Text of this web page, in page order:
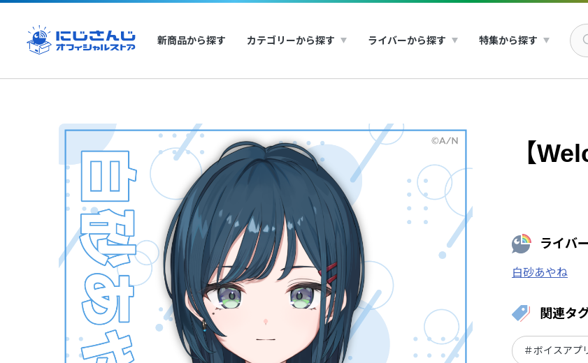
新商品から探す カテゴリーから探す ライバーから探す 特集から探す
【
ライバー
白砂あやね
関連タグ
＃ボイスアプ